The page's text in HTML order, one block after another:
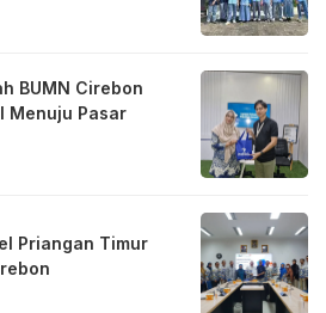
BUMN Cirebon
Menuju Pasar
Priangan Timur